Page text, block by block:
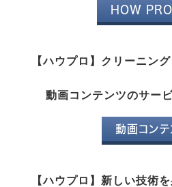
HOW
【ハウプロ】クリーニン
動画コンテンツのサー
動画コンテ
【ハウプロ】新しい技術